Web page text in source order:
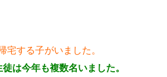
宅する子がいました。
は今年も複数名いました。